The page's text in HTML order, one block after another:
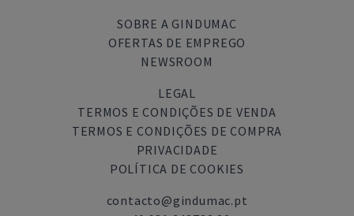
SOBRE A GINDUMAC
OFERTAS DE EMPREGO
NEWSROOM
LEGAL
TERMOS E CONDIÇÕES DE VENDA
TERMOS E CONDIÇÕES DE COMPRA
PRIVACIDADE
POLÍTICA DE COOKIES
contacto@gindumac.pt